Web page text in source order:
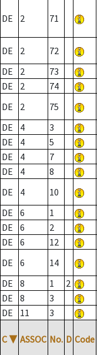
DE 2 71
DE 2 72
DE
2 73
DE
2 74
DE
2 75
DE
4 3
DE
4 5
DE
4 7
DE
4 8
DE
4 10
DE
6 1
DE
6 2
DE
6 12
DE
6 14
DE
8 1 2
DE
8 3
DE
11 3
C ▼ ASSOC No. D Code